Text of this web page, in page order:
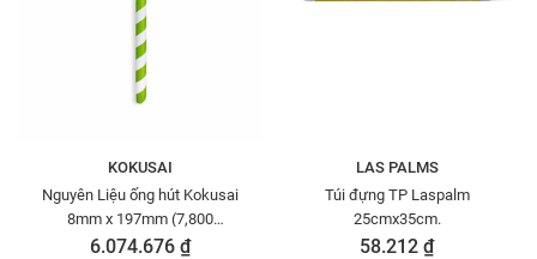
KOKUSAI
Nguyên Liệu ống hút Kokusai
8mm x 197mm (7,800
ống/thùng)
6.074.676 ₫
LAS PALMS
Túi đựng TP Laspalm
25cmx35cm.
58.212 ₫